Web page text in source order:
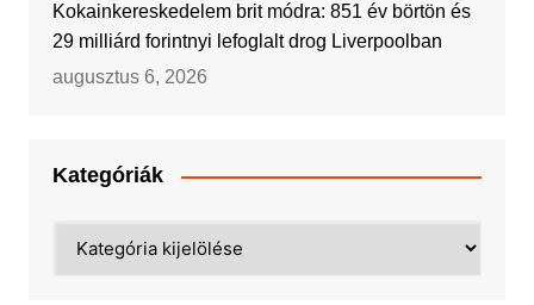
Kokainkereskedelem brit módra: 851 év börtön és
29 milliárd forintnyi lefoglalt drog Liverpoolban
augusztus 6, 2026
Kategóriák